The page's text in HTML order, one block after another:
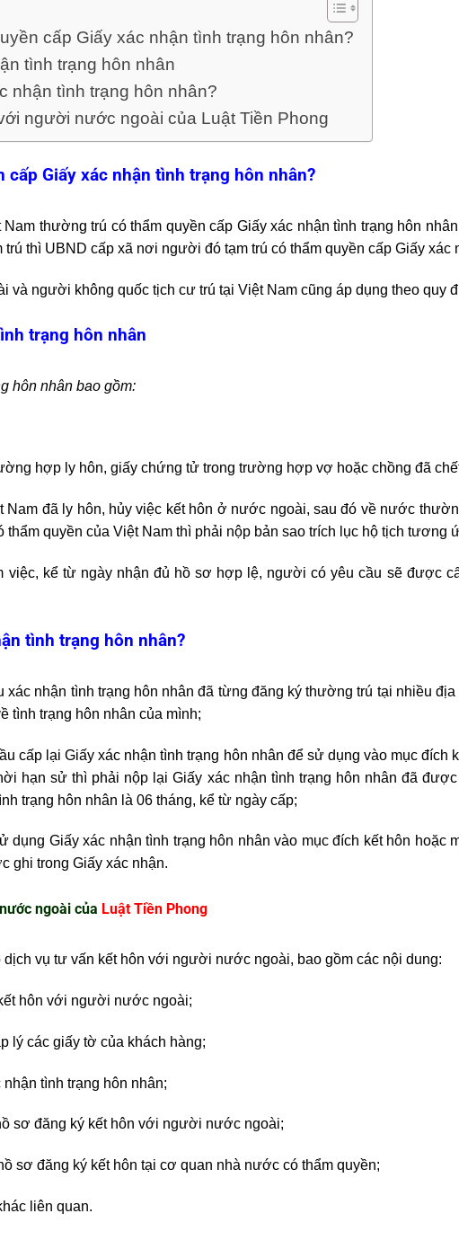
cấp Giấy xác nhận tình trạng hôn nhân?
tình trạng hôn nhân
nhận tình trạng hôn nhân?
người nước ngoài của Luật Tiền Phong
cấp Giấy xác nhận tình trạng hôn nhân?
thường trú có thẩm quyền cấp Giấy xác nhận tình trạng hôn
thì UBND cấp xã nơi người đó tạm trú có thẩm quyền cấp Giấy xác
người không quốc tịch cư trú tại Việt Nam cũng áp dụng theo quy
trạng hôn nhân
hôn nhân bao gồm:
hợp ly hôn, giấy chứng tử trong trường hợp vợ hoặc chồng đã
đã ly hôn, hủy việc kết hôn ở nước ngoài, sau đó về nước
thẩm quyền của Việt Nam thì phải nộp bản sao trích lục hộ tịch tương
việc, kể từ ngày nhận đủ hồ sơ hợp lệ, người có yêu cầu sẽ được
tình trạng hôn nhân?
nhận tình trạng hôn nhân đã từng đăng ký thường trú tại nhiều
tình trạng hôn nhân của mình;
cấp lại Giấy xác nhận tình trạng hôn nhân để sử dụng vào mục đích
hạn sử thì phải nộp lại Giấy xác nhận tình trạng hôn nhân đã
trạng hôn nhân là 06 tháng, kể từ ngày cấp;
Giấy xác nhận tình trạng hôn nhân vào mục đích kết hôn hoặc
ghi trong Giấy xác nhận.
ngoài của Luật Tiền Phong
dịch vụ tư vấn kết hôn với người nước ngoài, bao gồm các nội dung:
hôn với người nước ngoài;
lý các giấy tờ của khách hàng;
tình trạng hôn nhân;
sơ đăng ký kết hôn với người nước ngoài;
sơ đăng ký kết hôn tại cơ quan nhà nước có thẩm quyền;
liên quan.